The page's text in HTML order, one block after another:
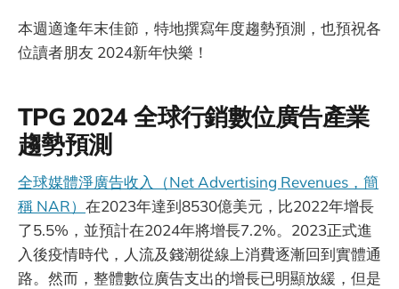
本週適逢年末佳節，特地撰寫年度趨勢預測，也預祝各
位讀者朋友 2024新年快樂！
TPG 2024 全球行銷數位廣告產業
趨勢預測
全球媒體淨廣告收入（Net Advertising Revenues，簡
稱 NAR） 在2023年達到8530億美元，比2022年增長
了5.5%，並預計在2024年將增長7.2%。2023正式進
入後疫情時代，人流及錢潮從線上消費逐漸回到實體通
路​​。然而，整體數位廣告支出的增長已明顯放緩，但是